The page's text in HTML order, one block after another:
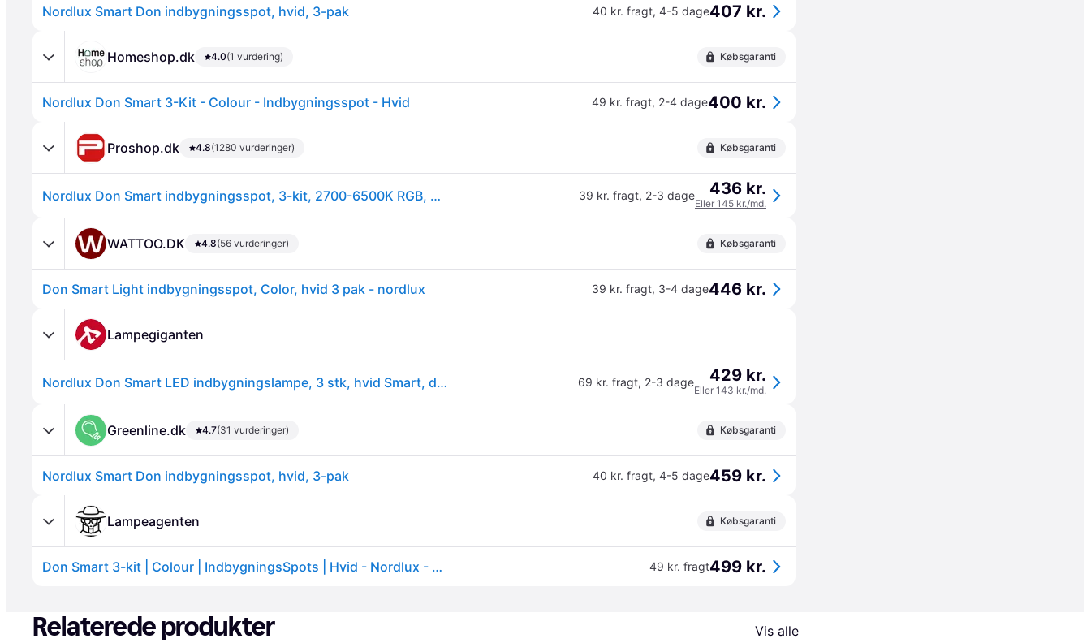
Nordlux Smart Don indbygningsspot, hvid, 3-pak 40 kr. fragt, 4-5 dage407 kr.
Homeshop.dk 4.0(1 vurdering) Købsgaranti
Nordlux Don Smart 3-Kit - Colour - Indbygningsspot - Hvid 49 kr. fragt, 2-4 dage400 kr.
Proshop.dk 4.8(1280 vurderinger) Købsgaranti
Nordlux Don Smart indbygningsspot, 3-kit, 2700-6500K RGB, hvid 39 kr. fragt, 2-3 dage 436 kr.
Eller 145 kr./md.
WATTOO.DK 4.8(56 vurderinger) Købsgaranti
Don Smart Light indbygningsspot, Color, hvid 3 pak - nordlux 39 kr. fragt, 3-4 dage446 kr.
Lampegiganten
Nordlux Don Smart LED indbygningslampe, 3 stk, hvid Smart, dæmpbar, Hvid/opal, Badeværelse, Plast, 69 kr. fragt, 2-3 dage 429 kr.
Eller 143 kr./md.
Greenline.dk 4.7(31 vurderinger) Købsgaranti
Nordlux Smart Don indbygningsspot, hvid, 3-pak 40 kr. fragt, 4-5 dage459 kr.
Lampeagenten Købsgaranti
Don Smart 3-kit | Colour | IndbygningsSpots | Hvid - Nordlux - Hos Lampeagenten. 49 kr. fragt499 kr.
Relaterede produkter
Vis alle